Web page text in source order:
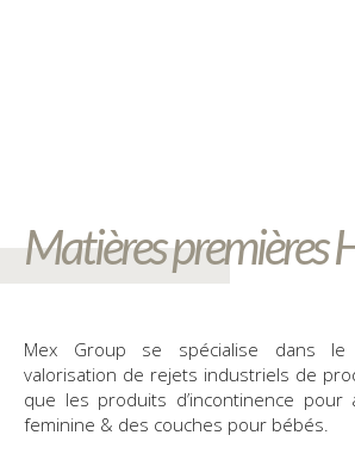
Matières premières
Mex Group se spécialise dans
valorisation de rejets industriels de
que les produits d’incontinence pour
feminine & des couches pour bébés.